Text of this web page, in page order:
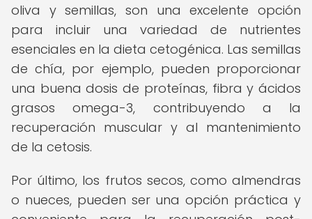
oliva y semillas, son una excelente opción
para incluir una variedad de nutrientes
esenciales en la dieta cetogénica. Las semillas
de chía, por ejemplo, pueden proporcionar
una buena dosis de proteínas, fibra y ácidos
grasos omega-3, contribuyendo a la
recuperación muscular y al mantenimiento
de la cetosis.
Por último, los frutos secos, como almendras
o nueces, pueden ser una opción práctica y